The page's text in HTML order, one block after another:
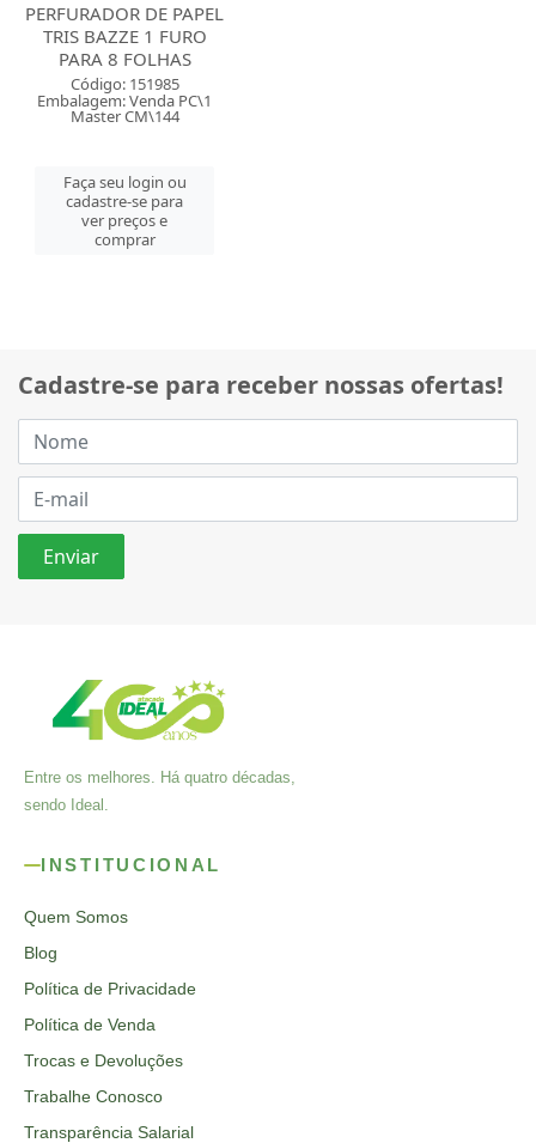
PERFURADOR DE PAPEL
TRIS BAZZE 1 FURO
PARA 8 FOLHAS
Código: 151985
Embalagem: Venda PC\1
Master CM\144
Faça seu login ou
cadastre-se para
ver preços e
comprar
Cadastre-se para receber nossas ofertas!
Entre os melhores. Há quatro décadas,
sendo Ideal.
INSTITUCIONAL
Quem Somos
Blog
Política de Privacidade
Política de Venda
Trocas e Devoluções
Trabalhe Conosco
Transparência Salarial